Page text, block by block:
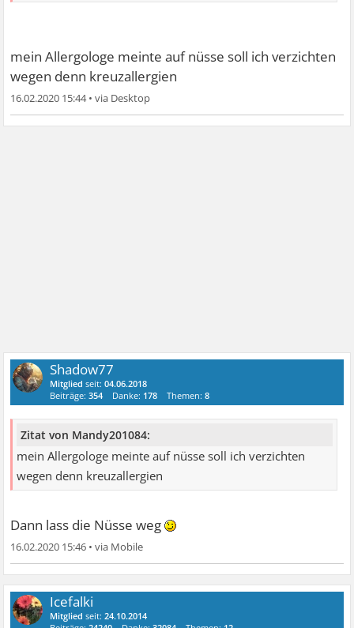
mein Allergologe meinte auf nüsse soll ich verzichten
wegen denn kreuzallergien
16.02.2020 15:44•
Shadow77
Mitglied seit:04.06.2018
Beiträge:354 Danke: 178 Themen:8
Zitat von Mandy201084:
mein Allergologe meinte auf nüsse soll ich verzichten
wegen denn kreuzallergien
Dann lass die Nüsse weg
16.02.2020 15:46 •
Icefalki
Mitglied seit:24.10.2014